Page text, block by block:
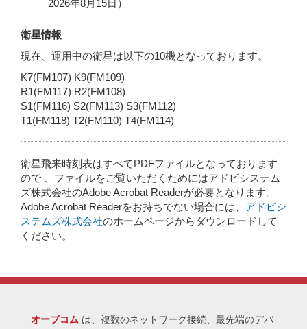
2026年8月15日）
衛星情報
現在、運用中の衛星は以下の10機となっております。
K7(FM107) K9(FM109)
R1(FM117) R2(FM108)
S1(FM116) S2(FM113) S3(FM112)
T1(FM118) T2(FM110) T4(FM114)
衛星飛来時刻表はすべてPDFファイルとなっております
ので 、ファイルをご覧いただくためにはアドビシステム
ズ株式会社のAdobe Acrobat Readerが必要となります。
Adobe Acrobat Readerをお持ちでない場合には、 アドビシ
ステムズ株式会社のホームページからダウンロードして
ください。
オーブコム は、複数のネットワーク接続、最先端のデバ